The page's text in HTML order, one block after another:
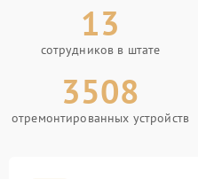
13
сотрудников в штате
3508
отремонтированных устройств